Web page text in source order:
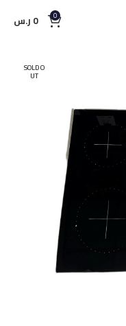
0
0 ر.س
SOLD O
UT